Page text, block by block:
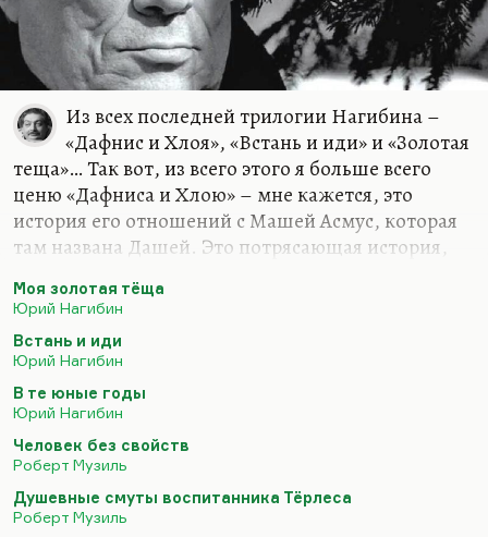
Михаил Ульянов после этой своей работы
оказался навек в ее плену ― так и повелось ему
всю жизнь играть положительных советских
героев. Иногда,…
Из всех последней трилогии Нагибина –
«Дафнис и Хлоя», «Встань и иди» и «Золотая
теща»… Так вот, из всего этого я больше всего
ценю «Дафниса и Хлою» – мне кажется, это
история его отношений с Машей Асмус, которая
там названа Дашей. Это потрясающая история,
исповедальности. Кстати, это лучшее, что
написано на русском языке об эротике, мне
кажется. Еще к этому примыкает ранняя
сравнительно вещь «В те юные годы» про Оську
Роскина. Все, что сказано об этой прекрасной,
удивительной генерации, об этом поколении
русских модернистов 40-го года, это поколение
ифлийское вообще самое интересное. И для этой
молодежи любовь (даже физическая) была…
Моя золотая тёща
Юрий Нагибин
Встань и иди
Юрий Нагибин
В те юные годы
Юрий Нагибин
Человек без свойств
Роберт Музиль
Душевные смуты воспитанника Тёрлеса
Роберт Музиль